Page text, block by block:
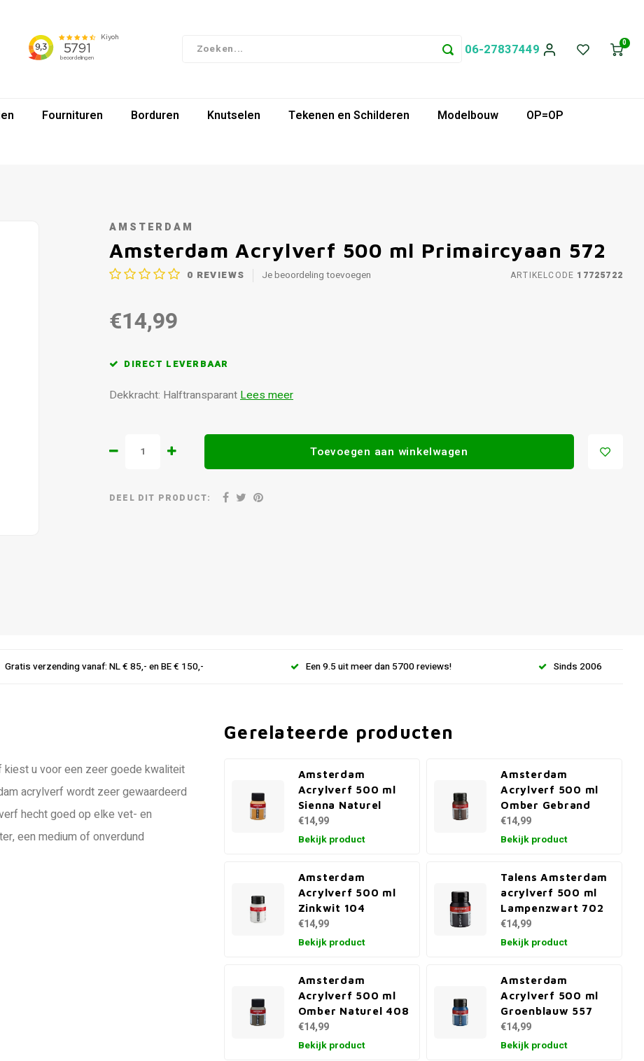
06-27837449 0
Fournituren Borduren Knutselen Tekenen en Schilderen Modelbouw
OP=OP
AMSTERDAM
Amsterdam Acrylverf 500 ml Primaircyaan 572
0 REVIEWS Je beoordeling toevoegen ARTIKELCODE 17725722
€14,99
DIRECT LEVERBAAR
Dekkracht: HalftransparantLees meer
Toevoegen aan winkelwagen
DEEL DIT PRODUCT:
Gratis verzending vanaf: NL € 85,- en BE € 150,- Een 9.5 uit meer dan 5700 reviews! Sinds 2006
u voor een zeer goede kwaliteit
acrylverf wordt zeer gewaardeerd
hecht goed op elke vet- en
een medium of onverdund
Gerelateerde producten
Amsterdam
Acrylverf 500 ml
Sienna Naturel
€14,99
Bekijk product
Amsterdam
Acrylverf 500 ml
Omber Gebrand
€14,99
Bekijk product
Amsterdam
Acrylverf 500 ml
Zinkwit 104
€14,99
Bekijk product
Talens Amsterdam
acrylverf 500 ml
Lampenzwart 702
€14,99
Bekijk product
Amsterdam
Acrylverf 500 ml
Omber Naturel 408
€14,99
Bekijk product
Amsterdam
Acrylverf 500 ml
Groenblauw 557
€14,99
Bekijk product